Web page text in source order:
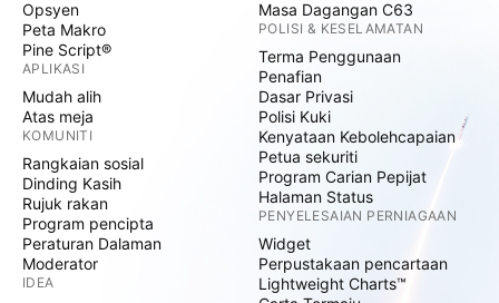
Opsyen
Peta Makro
Pine Script®
APLIKASI
Mudah alih
Atas meja
KOMUNITI
Rangkaian sosial
Dinding Kasih
Rujuk rakan
Program pencipta
Peraturan Dalaman
Moderator
IDEA
Masa Dagangan C63
POLISI & KESELAMATAN
Terma Penggunaan
Penafian
Dasar Privasi
Polisi Kuki
Kenyataan Kebolehcapaian
Petua sekuriti
Program Carian Pepijat
Halaman Status
PENYELESAIAN PERNIAGAAN
Widget
Perpustakaan pencartaan
Lightweight Charts™